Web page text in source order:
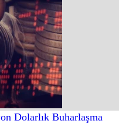
Dolarlık Buharlaşma